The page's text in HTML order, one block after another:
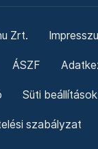
Zrt.
ÁSZF
Süti beállítások
szabályzat